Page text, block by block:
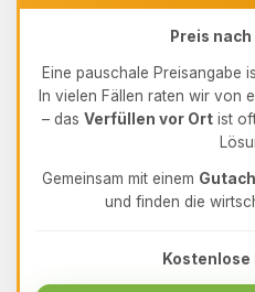
Preis
Eine pauschale Preisangabe
In vielen Fällen raten wir von
– das Verfüllen vor Ort ist
Gemeinsam mit einem
und finden die